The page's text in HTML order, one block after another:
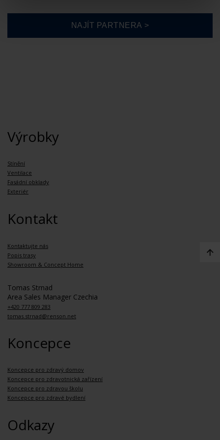
Výrobky
Stínění
Ventilace
Fasádní obklady
Exteriér
Kontakt
Kontaktujte nás
Popis trasy
Showroom & Concept Home
Tomas Strnad
Area Sales Manager Czechia
+420 777 809 283
tomas.strnad@renson.net
Koncepce
Koncepce pro zdravý domov
Koncepce pro zdravotnická zařízení
Koncepce pro zdravou školu
Koncepce pro zdravé bydlení
Odkazy